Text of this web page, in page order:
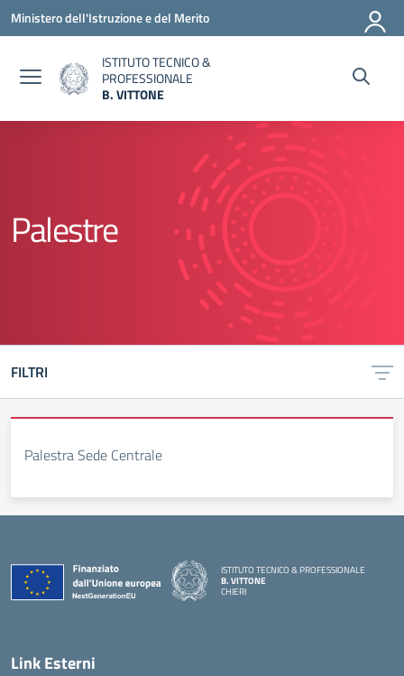
Vai ai contenuti
Vai al menu di navigazione
Vai al footer
Ministero dell'Istruzione e del Merito
ISTITUTO TECNICO &
PROFESSIONALE
B. VITTONE
Palestre
FILTRI
Palestra Sede Centrale
ISTITUTO TECNICO & PROFESSIONALE
B. VITTONE
CHIERI
Link Esterni